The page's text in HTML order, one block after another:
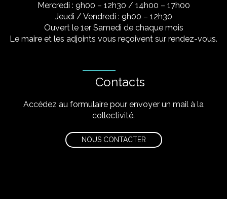
Mercredi : 9h00 – 12h30 / 14h00 – 17h00
Jeudi / Vendredi : 9h00 – 12h30
Ouvert le 1er Samedi de chaque mois
Le maire et les adjoints vous reçoivent sur rendez-vous.
Contacts
Accédez au formulaire pour envoyer un mail à la
collectivité.
NOUS CONTACTER